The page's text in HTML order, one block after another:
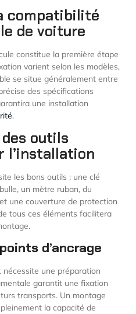
compatibilité
de voiture
constitue la première étape
varient selon les modèles,
se situe généralement entre
des spécifications
une installation
.
outils
l’installation
les bons outils : une clé
un mètre ruban, du
une couverture de protection
tous ces éléments facilitera
d’ancrage
nécessite une préparation
garantit une fixation
transports. Un montage
la capacité de